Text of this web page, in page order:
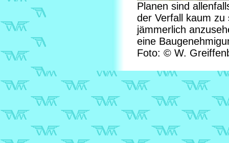
Planen sind
der Verfall kaum zu
jämmerlich
eine
Foto: © W.